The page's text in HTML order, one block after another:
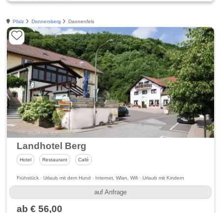
Pfalz Donnersberg Dannenfels
Landhotel Berg
Hotel Restaurant Café
Frühstück · Urlaub mit dem Hund · Internet, Wlan, Wifi · Urlaub mit Kindern
auf Anfrage
ab € 56,00